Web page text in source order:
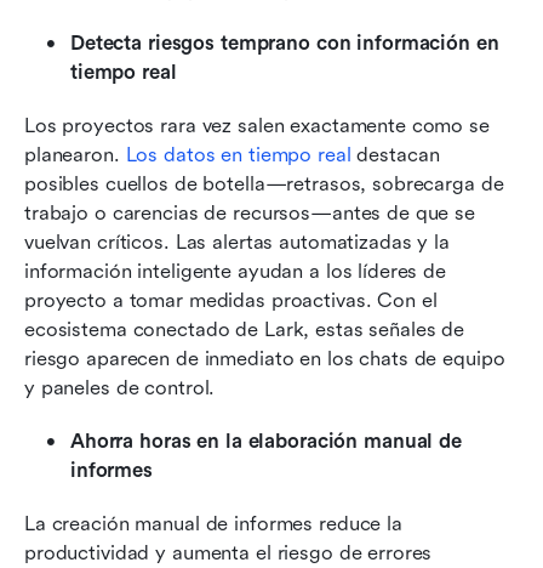
Detecta riesgos temprano con información en
tiempo real
Los proyectos rara vez salen exactamente como se
planearon. Los datos en tiempo real destacan
posibles cuellos de botella—retrasos, sobrecarga de
trabajo o carencias de recursos—antes de que se
vuelvan críticos. Las alertas automatizadas y la
información inteligente ayudan a los líderes de
proyecto a tomar medidas proactivas. Con el
ecosistema conectado de Lark, estas señales de
riesgo aparecen de inmediato en los chats de equipo
y paneles de control.
Ahorra horas en la elaboración manual de
informes
La creación manual de informes reduce la
productividad y aumenta el riesgo de errores